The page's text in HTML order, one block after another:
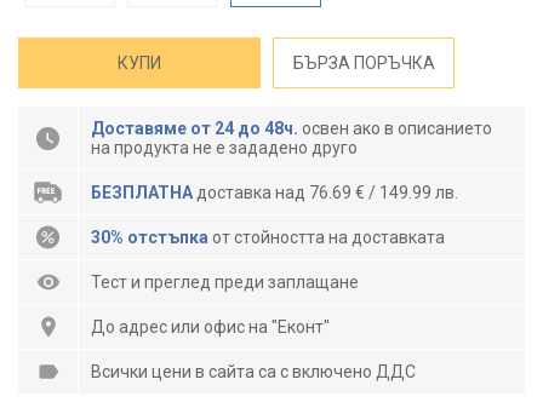
КУПИ БЪРЗА ПОРЪЧКА
Доставяме от 24 до 48ч. освен ако в описанието
на продукта не е зададено друго
БЕЗПЛАТНА доставка над 76.69 € / 149.99 лв.
30% отстъпка от стойността на доставката
Тест и преглед преди заплащане
До адрес или офис на "Еконт"
Всички цени в сайта са с включено ДДС